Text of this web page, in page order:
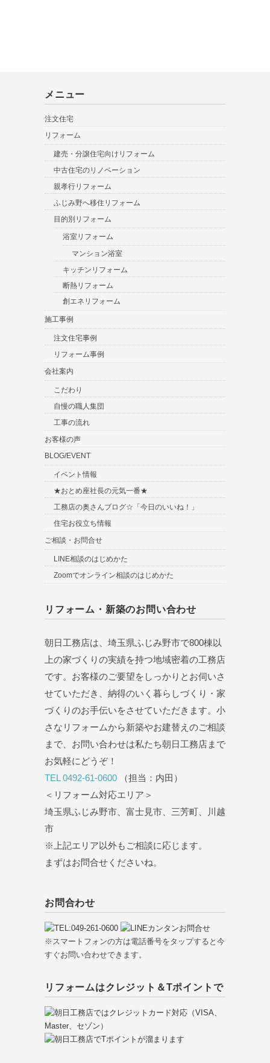
メニュー
注文住宅
リフォーム
建売・分譲住宅向けリフォーム
中古住宅のリノベーション
親孝行リフォーム
ふじみ野へ移住リフォーム
目的別リフォーム
浴室リフォーム
マンション浴室
キッチンリフォーム
断熱リフォーム
創エネリフォーム
施工事例
注文住宅事例
リフォーム事例
会社案内
こだわり
自慢の職人集団
工事の流れ
お客様の声
BLOG/EVENT
イベント情報
★おとめ座社長の元気一番★
工務店の奥さんブログ☆「今日のいいね！」
住宅お役立ち情報
ご相談・お問合せ
LINE相談のはじめかた
Zoomでオンライン相談のはじめかた
リフォーム・新築のお問い合わせ
朝日工務店は、埼玉県ふじみ野市で800棟以
上の家づくりの実績を持つ地域密着の工務店
です。お客様のご要望をしっかりとお伺いさ
せていただき、納得のいく暮らしづくり・家
づくりのお手伝いをさせていただきます。小
さなリフォームから新築やお建替えのご相談
まで、お問い合わせは私たち朝日工務店まで
お気軽にどうぞ！
TEL 0492-61-0600 （担当：内田）
＜リフォーム対応エリア＞
埼玉県ふじみ野市、富士見市、三芳町、川越
市
※上記エリア以外もご相談に応じます。
まずはお問合せくださいね。
お問合わせ
※スマートフォンの方は電話番号をタップすると今
すぐお問い合わせできます。
リフォームはクレジット＆Tポイントで